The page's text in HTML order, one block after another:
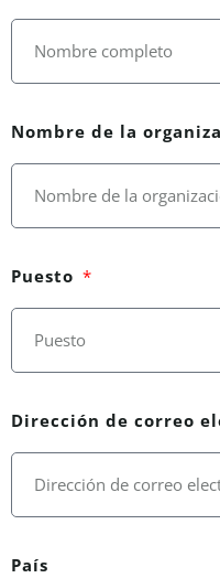
Nombre de la
Puesto
Dirección de correo
País